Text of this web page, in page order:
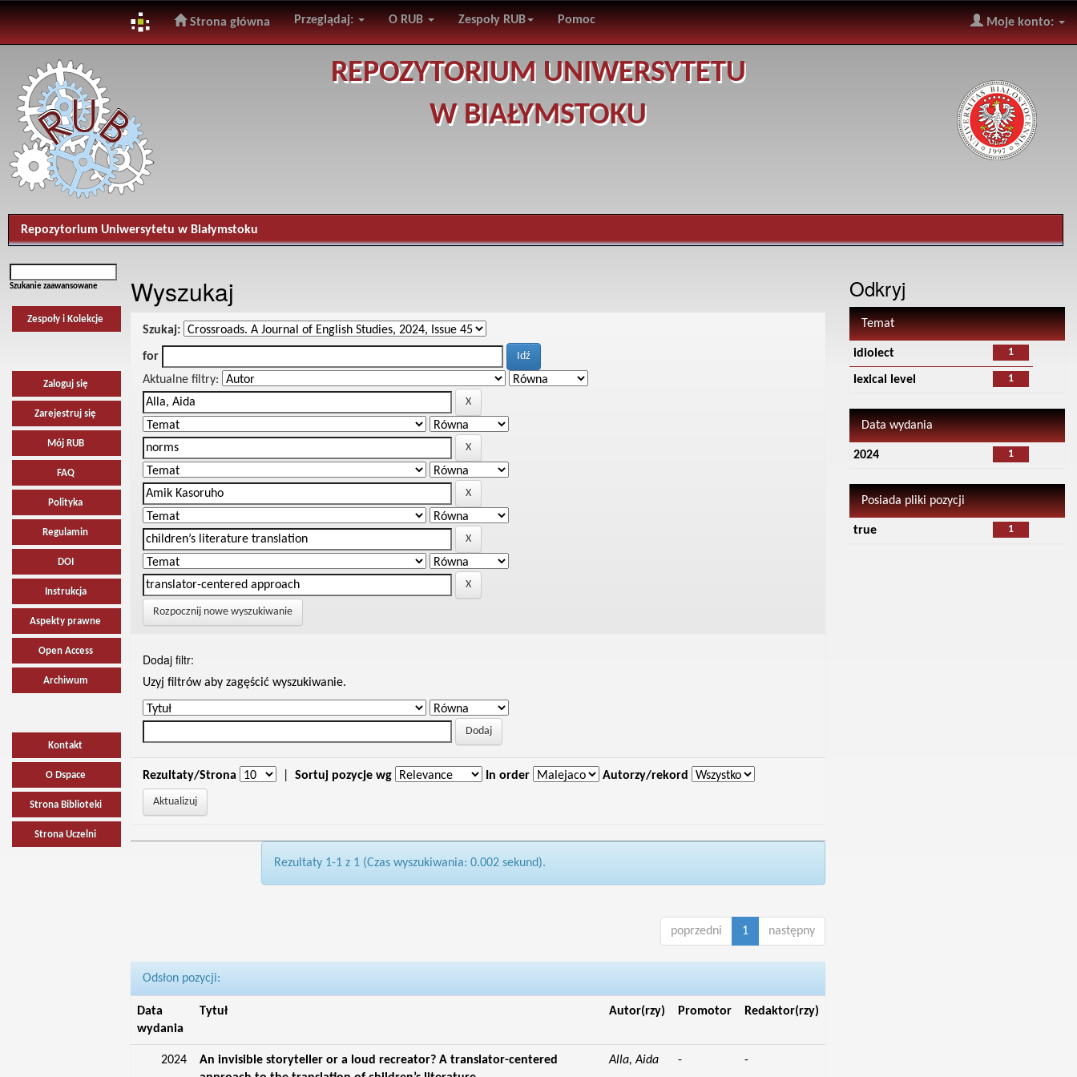
navigation
Strona główna Przeglądaj: O RUB Zespoły RUB Pomoc Moje konto:
REPOZYTORIUM UNIWERSYTETU
W BIAŁYMSTOKU
Repozytorium Uniwersytetu w Białymstoku
Szukanie zaawansowane
Zespoły i Kolekcje
Zaloguj się
Zarejestruj się
Mój RUB
FAQ
Polityka
Regulamin
DOI
Instrukcja
Aspekty prawne
Open Access
Archiwum
Kontakt
O Dspace
Strona Biblioteki
Strona Uczelni
Wyszukaj
Szukaj:
for
Aktualne filtry:
Rozpocznij nowe wyszukiwanie
Dodaj filtr:
Uzyj filtrów aby zagęścić wyszukiwanie.
Rezultaty/Strona Sortuj pozycje wg In order Autorzy/rekord
Rezultaty 1-1 z 1 (Czas wyszukiwania: 0.002 sekund).
poprzedni 1 następny
Odsłon pozycji:
Data
wydania
Tytuł Autor(rzy) Promotor Redaktor(rzy)
2024
An invisible storyteller or a loud recreator? A translator-centered
Alla, Aida - -
Odkryj
Temat
1
idiolect
1
lexical level
Data wydania
1
2024
Posiada pliki pozycji
1
true